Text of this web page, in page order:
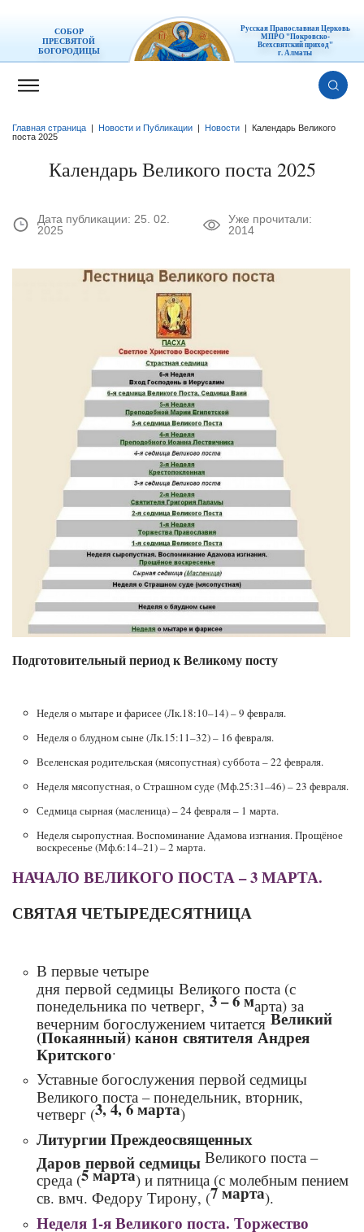
СОБОР
ПРЕСВЯТОЙ
БОГОРОДИЦЫ
Русская Православная Церковь
МПРО "Покровско-
Всехсвятский приход"
г. Алматы
Главная страница Новости и Публикации Новости
Календарь Великого
поста 2025
Календарь Великого поста 2025
Дата публикации:25. 02.
2025
Уже прочитали:
2014
Подготовительный период к Великому посту
Неделя о мытаре и фарисее (Лк.18:10–14) – 9 февраля.
Неделя о блудном сыне (Лк.15:11–32) – 16 февраля.
Вселенская родительская (мясопустная) суббота – 22 февраля.
Неделя мясопустная, о Страшном суде (Мф.25:31–46) – 23 февраля.
Седмица сырная (масленица) – 24 февраля – 1 марта.
Неделя сыропустная. Воспоминание Адамова изгнания. Прощёное
воскресенье (Мф.6:14–21) – 2 марта.
НАЧАЛО ВЕЛИКОГО ПОСТА – 3 МАРТА.
СВЯТАЯ ЧЕТЫРЕДЕСЯТНИЦА
В первые четыре
дня первой седмицы Великого поста (с
понедельника по четверг, 3 – 6 марта) за
вечерним богослужением читается Великий
(Покаянный) канон святителя Андрея
Критского.
Уставные богослужения первой седмицы
Великого поста – понедельник, вторник,
четверг (3, 4, 6 марта)
Литургии Преждеосвященных
Даров первой седмицы Великого поста –
среда (5 марта) и пятница (с молебным пением
св. вмч. Федору Тирону, (7 марта).
Неделя 1‑я Великого поста. Торжество